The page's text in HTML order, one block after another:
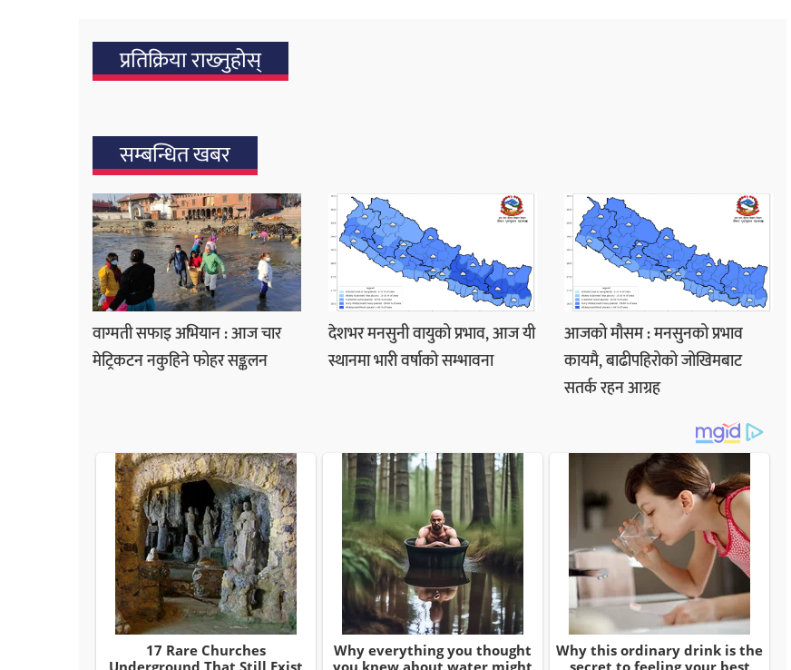
प्रतिक्रिया राख्‍नुहोस्
सम्बन्धित खबर
वाग्मती सफाइ अभियान : आज चार
मेट्रिकटन नकुहिने फोहर सङ्कलन
देशभर मनसुनी वायुको प्रभाव, आज यी
स्थानमा भारी वर्षाको सम्भावना
आजको मौसम : मनसुनको प्रभाव
कायमै, बाढीपहिरोको जोखिमबाट
सतर्क रहन आग्रह